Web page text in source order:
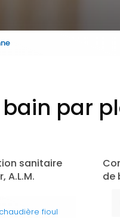
par
sanitaire
A.L.M.
fioul
de